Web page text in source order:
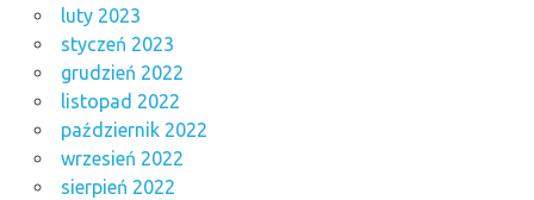
luty 2023
styczeń 2023
grudzień 2022
listopad 2022
październik 2022
wrzesień 2022
sierpień 2022